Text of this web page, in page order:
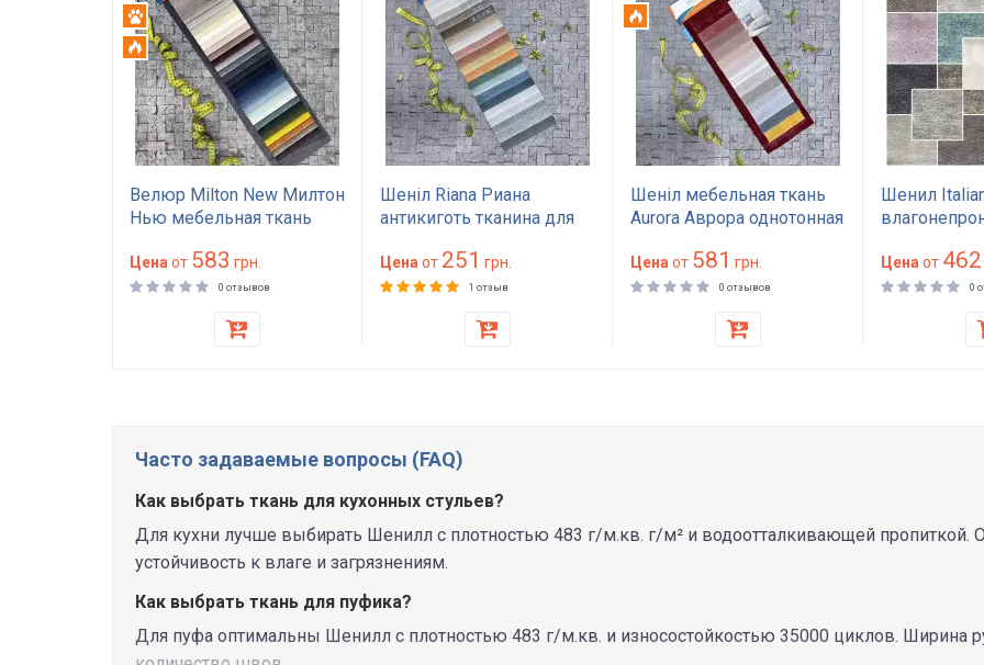
Велюр Milton New Милтон
Нью мебельная ткань
износостойкостью 90000
циклов для дивана и
кресел нежные оттенки
Антикоготь
Огнестойкий
Цена от 583 грн.
0 отзывов
Шеніл Riana Риана
антикиготь тканина для
крісла міцна зносостійка
70000 циклів Martindale
410 г/м² однотонна
Цена от 251 грн.
1 отзыв
Шеніл мебельная ткань
Aurora Аврора однотонная
для обивки дивана и
кресел прочная из
Огнестойкий
Цена от 581 грн.
0 отзывов
Шенил
обивки
плотность
циклов
Цена от 462
0
Часто задаваемые вопросы (FAQ)
Как выбрать ткань для кухонных стульев?
Для кухни лучше выбирать Шенилл с плотностью 483 г/м.кв. г/м² и водоотталкивающей пропиткой.
устойчивость к влаге и загрязнениям.
Как выбрать ткань для пуфика?
Для пуфа оптимальны Шенилл с плотностью 483 г/м.кв. и износостойкостью 35000 циклов. Ширина